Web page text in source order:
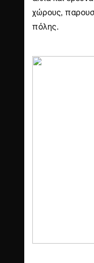
χώρους,
πόλης.